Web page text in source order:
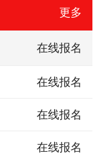
更多
在线报名
在线报名
在线报名
在线报名